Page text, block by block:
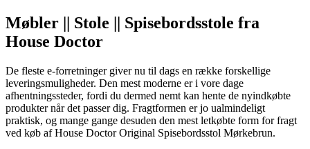
Møbler || Stole || Spisebordsstole fra
House Doctor
De fleste e-forretninger giver nu til dags en række forskellige
leveringsmuligheder. Den mest moderne er i vore dage
afhentningssteder, fordi du dermed nemt kan hente de nyindkøbte
produkter når det passer dig. Fragtformen er jo ualmindeligt
praktisk, og mange gange desuden den mest letkøbte form for fragt
ved køb af House Doctor Original Spisebordsstol Mørkebrun.